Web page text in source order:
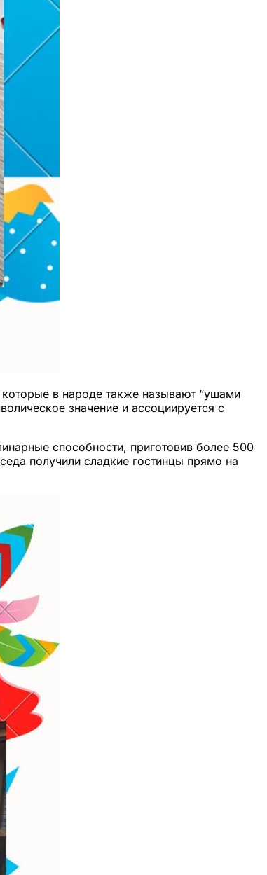
в народе также называют “ушами
значение и ассоциируется с
способности, приготовив более 500
получили сладкие гостинцы прямо на